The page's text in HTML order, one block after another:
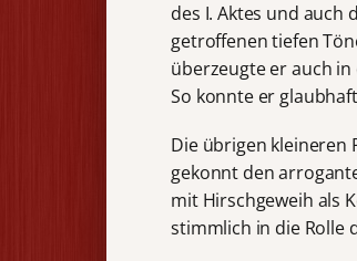
des I. Aktes und auch
getroffenen tiefen
überzeugte er auch
So konnte er
Die übrigen kleineren
gekonnt den
mit Hirschgeweih als
stimmlich in die Rolle